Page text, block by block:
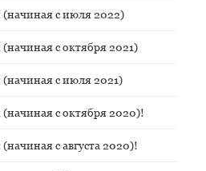
с июля 2022)
с октября 2021)
с июля 2021)
с октября 2020)!
с августа 2020)!